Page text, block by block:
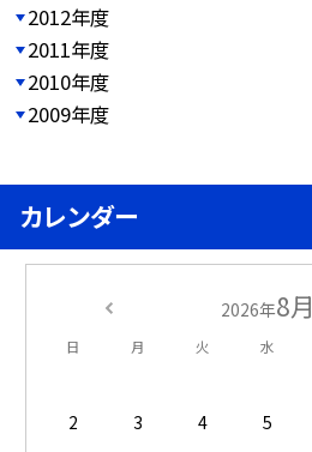
2012年度
2011年度
2010年度
2009年度
カレンダー
2026年8月
日 月 火 水
2
3 4 5